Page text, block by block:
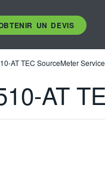
UN DEVIS
AT TEC SourceMeter
AT